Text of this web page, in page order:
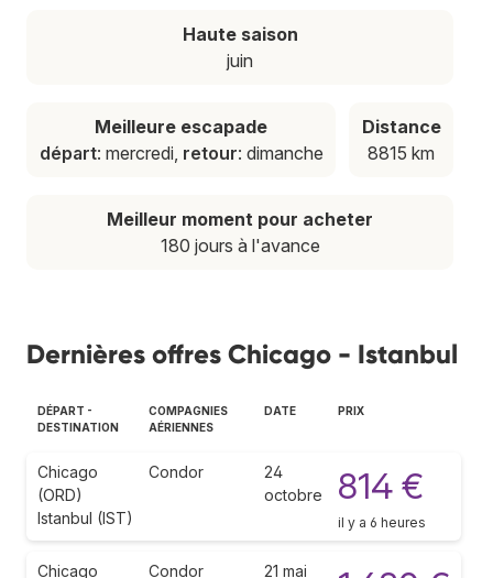
Haute saison
juin
Meilleure escapade
départ: mercredi, retour: dimanche
Distance
8815 km
Meilleur moment pour acheter
180 jours à l'avance
Dernières offres Chicago - Istanbul
DÉPART -
DESTINATION
COMPAGNIES
AÉRIENNES
DATE PRIX
Chicago
(ORD)
Istanbul (IST)
Condor
24
octobre
814 €
il y a 6 heures
Chicago Condor 21 mai